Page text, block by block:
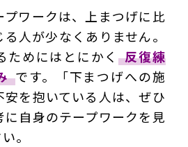
ワークは、上まつげに比
人が少なくありません。
ためにはとにかく 反復練
です。「下まつげへの施
を抱いている人は、ぜひ
自身のテープワークを見
。